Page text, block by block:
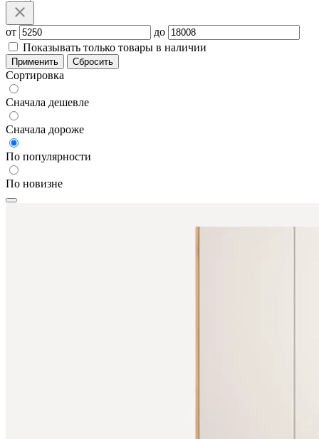
от
до
Показывать только товары в наличии
Применить Сбросить
Сортировка
Сначала дешевле
Сначала дороже
По популярности
По новизне